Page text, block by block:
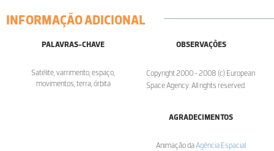
INFORMAÇÃO ADICIONAL
PALAVRAS-CHAVE
Satélite, varrimento, espaço,
movimentos, terra, órbita
OBSERVAÇÕES
Copyright 2000 - 2008 (c) European
Space Agency. All rights reserved.
AGRADECIMENTOS
Animação daAgência Espacial